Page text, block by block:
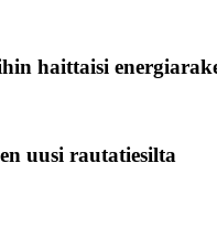
haittaisi
uusi rautatiesilta